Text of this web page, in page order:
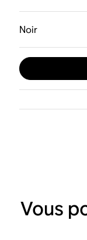
Noir
Vous